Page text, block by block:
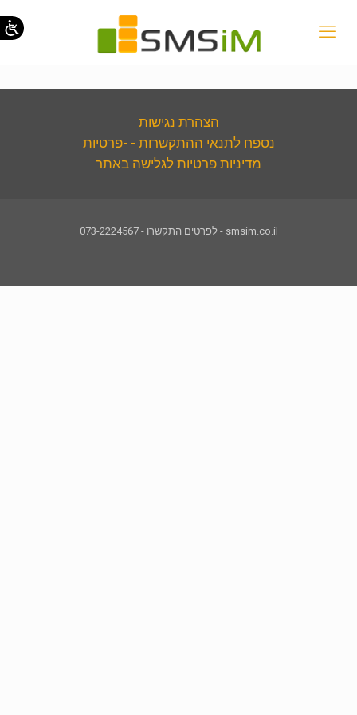
הצהרת נגישות
נספח לתנאי ההתקשרות - -פרטיות
מדיניות פרטיות לגלישה באתר
smsim.co.il - לפרטים התקשרו - 073-2224567